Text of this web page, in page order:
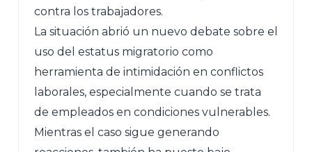
contra los trabajadores.
La situación abrió un nuevo debate sobre el
uso del estatus migratorio como
herramienta de intimidación en conflictos
laborales, especialmente cuando se trata
de empleados en condiciones vulnerables.
Mientras el caso sigue generando